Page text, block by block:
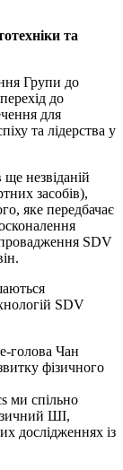
та
Групи до
до
для
та лідерства у
незвіданій
засобів),
яке передбачає
SDV
SDV
голова Чан
фізичного
ми спільно
ШІ,
дослідженнях із